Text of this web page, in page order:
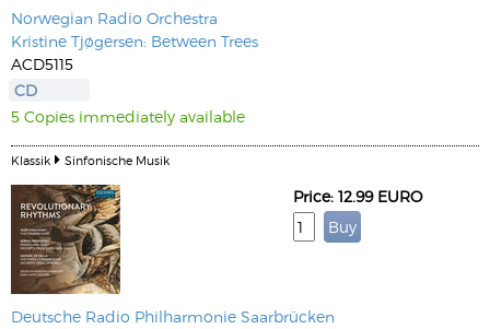
Norwegian Radio Orchestra
Kristine Tjøgersen: Between Trees
ACD5115
CD
5 Copies immediately available
Klassik Sinfonische Musik
Deutsche Radio Philharmonie Saarbrücken
Price: 12.99 EURO